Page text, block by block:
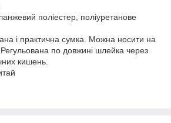
поліестер, поліуретанове
і практична сумка. Можна носити на
Регульована по довжині шлейка через
кишень.